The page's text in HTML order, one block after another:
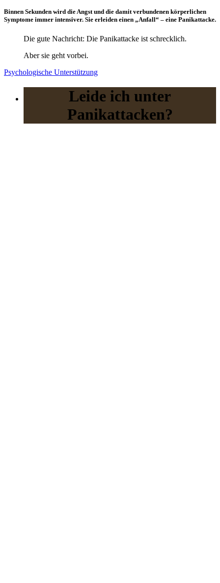
Binnen Sekunden wird die Angst und die damit verbundenen körperlichen
Symptome immer intensiver. Sie erleiden einen „Anfall“ – eine Panikattacke.
Die gute Nachricht: Die Panikattacke ist schrecklich.
Aber sie geht vorbei.
Psychologische Unterstützung
Leide ich unter
Panikattacken?